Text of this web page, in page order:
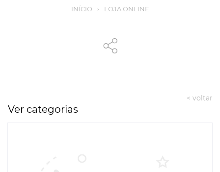
INÍCIO › LOJA ONLINE
< voltar
Ver categorias